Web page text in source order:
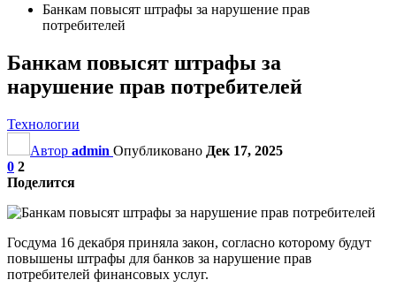
Банкам повысят штрафы за нарушение прав
потребителей
Банкам повысят штрафы за
нарушение прав потребителей
Технологии
Автор admin Опубликовано Дек 17, 2025
0 2
Поделится
Госдума 16 декабря приняла закон, согласно которому будут
повышены штрафы для банков за нарушение прав
потребителей финансовых услуг.